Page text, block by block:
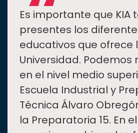
Es importante que KIA
presentes los
educativos que ofrece
Universidad. Podemos
en el nivel medio
Escuela Industrial y
Técnica Álvaro
la Preparatoria 15. En